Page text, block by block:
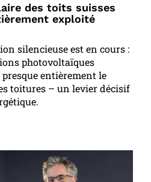
des toits suisses
exploité
silencieuse est en cours :
photovoltaïques
entièrement le
toitures – un levier décisif